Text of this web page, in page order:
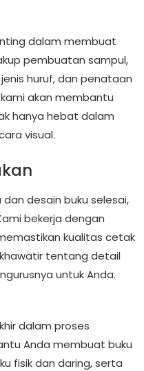
dalam membuat
pembuatan sampul,
huruf, dan penataan
akan membantu
hanya hebat dalam
visual.
desain buku selesai,
bekerja dengan
kualitas cetak
tentang detail
untuk Anda.
dalam proses
Anda membuat buku
fisik dan daring, serta